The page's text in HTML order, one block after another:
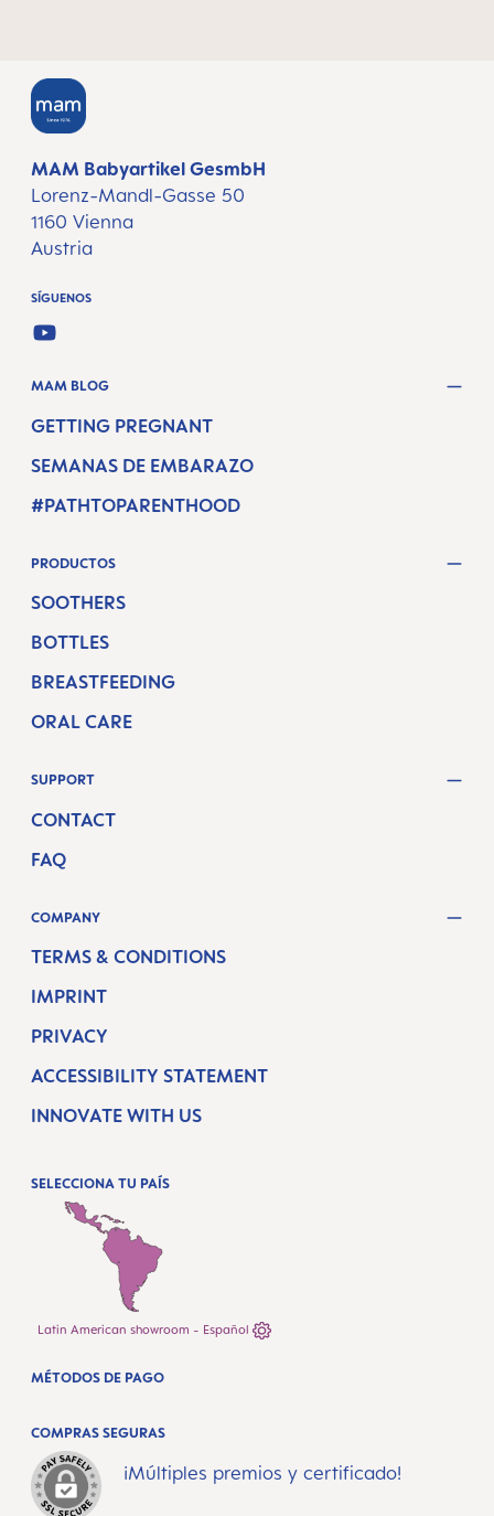
MAM Babyartikel GesmbH
Lorenz-Mandl-Gasse 50
1160 Vienna
Austria
SÍGUENOS
YOUTUBE
MAM BLOG
GETTING PREGNANT
SEMANAS DE EMBARAZO
#PATHTOPARENTHOOD
PRODUCTOS
SOOTHERS
BOTTLES
BREASTFEEDING
ORAL CARE
SUPPORT
CONTACT
FAQ
COMPANY
TERMS & CONDITIONS
IMPRINT
PRIVACY
ACCESSIBILITY STATEMENT
INNOVATE WITH US
SELECCIONA TU PAÍS
Latin American showroom - Español
COMPRAS SEGURAS
¡Múltiples premios y certificado!
MÉTODOS DE PAGO